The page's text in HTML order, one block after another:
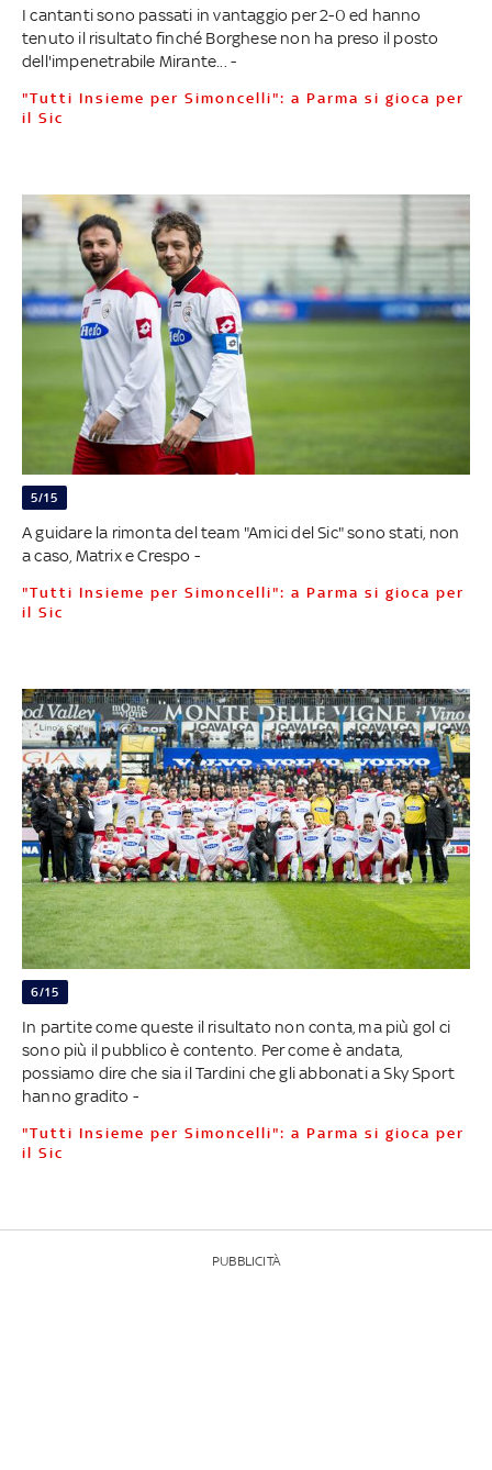
I cantanti sono passati in vantaggio per 2-0 ed hanno
tenuto il risultato finché Borghese non ha preso il posto
dell'impenetrabile Mirante... -
"Tutti Insieme per Simoncelli": a Parma si gioca per
il Sic
5/15
A guidare la rimonta del team "Amici del Sic" sono stati, non
a caso, Matrix e Crespo -
"Tutti Insieme per Simoncelli": a Parma si gioca per
il Sic
6/15
In partite come queste il risultato non conta, ma più gol ci
sono più il pubblico è contento. Per come è andata,
possiamo dire che sia il Tardini che gli abbonati a Sky Sport
hanno gradito -
"Tutti Insieme per Simoncelli": a Parma si gioca per
il Sic
PUBBLICITÀ